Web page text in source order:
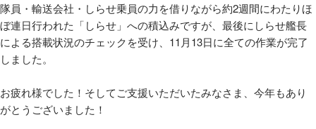
隊員・輸送会社・しらせ乗員の力を借りながら約2週間にわたりほ
ぼ連日行われた「しらせ」への積込みですが、最後にしらせ艦長
による搭載状況のチェックを受け、11月13日に全ての作業が完了
しました。
お疲れ様でした！そしてご支援いただいたみなさま、今年もあり
がとうございました！